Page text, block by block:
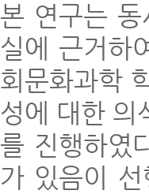
본 연구는
실에 근거하
회문화과학
성에 대한 의
를 진행하였
가 있음이